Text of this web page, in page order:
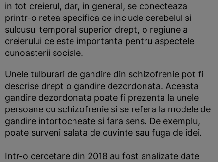
in tot creierul, dar, in general, se conecteaza
printr-o retea specifica ce include cerebelul si
sulcusul temporal superior drept, o regiune a
creierului ce este importanta pentru aspectele
cunoasterii sociale.
Unele tulburari de gandire din schizofrenie pot fi
descrise drept o gandire dezordonata. Aceasta
gandire dezordonata poate fi prezenta la unele
persoane cu schizofrenie si se refera la modele de
gandire intortocheate si fara sens. De exemplu,
poate surveni salata de cuvinte sau fuga de idei.
Intr-o cercetare din 2018 au fost analizate date